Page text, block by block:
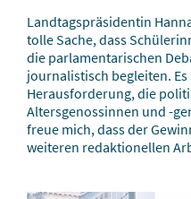
Landtagspräsidentin
tolle Sache, dass
die parlamentarischen
journalistisch begleiten.
Herausforderung, die
Altersgenossinnen und -
freue mich, dass der
weiteren redaktionellen